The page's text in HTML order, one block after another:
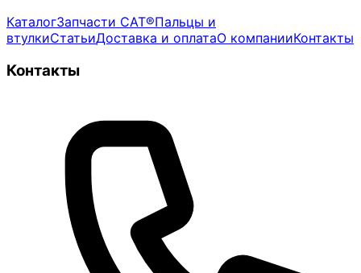
КаталогЗапчасти CAT®Пальцы и
втулкиСтатьиДоставка и оплатаО компанииКонтакты
Контакты